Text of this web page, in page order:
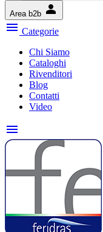
Area b2b person
menu Categorie
Chi Siamo
Cataloghi
Rivenditori
Blog
Contatti
Video
menu